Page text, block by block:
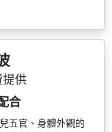
供
合
五官、身體外觀的